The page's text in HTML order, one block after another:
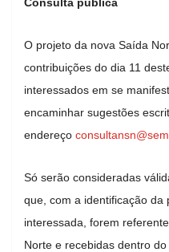
O projeto da nova Saída
contribuições do dia 11
interessados em se
encaminhar sugestões
endereço
Só serão consideradas
que, com a identificação da
interessada, forem
Norte e recebidas dentro do